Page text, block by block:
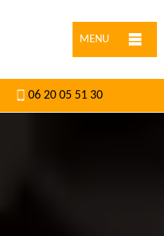
MENU
06 20 05 51 30